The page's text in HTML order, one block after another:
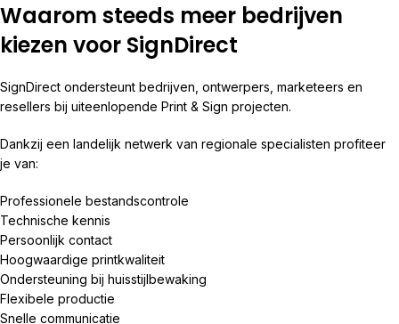
Waarom steeds meer bedrijven
kiezen voor SignDirect
SignDirect ondersteunt bedrijven, ontwerpers, marketeers en
resellers bij uiteenlopende Print & Sign projecten.
Dankzij een landelijk netwerk van regionale specialisten profiteer
je van:
Professionele bestandscontrole
Technische kennis
Persoonlijk contact
Hoogwaardige printkwaliteit
Ondersteuning bij huisstijlbewaking
Flexibele productie
Snelle communicatie